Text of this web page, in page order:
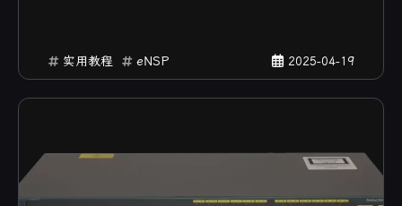
2025-04-19
实用教程 eNSP